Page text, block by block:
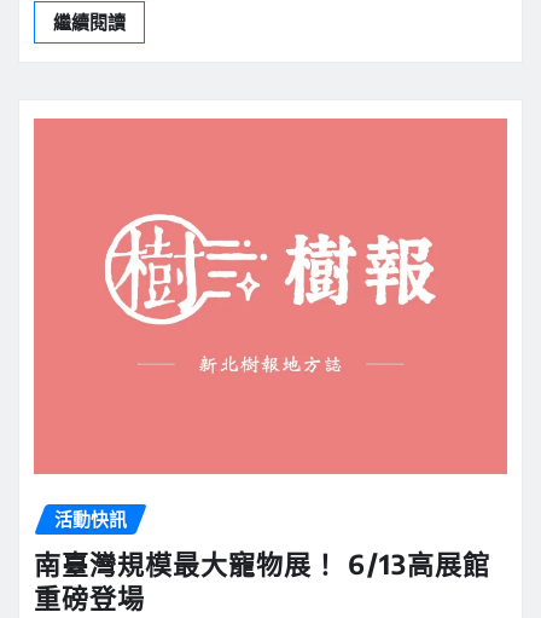
繼續閱讀
活動快訊
南臺灣規模最大寵物展！ 6/13高展館
重磅登場